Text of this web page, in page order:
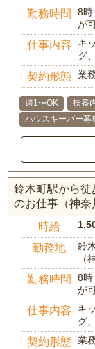
勤務時間
8時
が
仕事内容
キ
グ
契約形態 業
週1〜OK 扶養
ハウスキーパー募
鈴木町駅から
のお仕事（神奈
時給
勤務地
鈴
（
勤務時間
8時
が
仕事内容
キ
グ
契約形態 業